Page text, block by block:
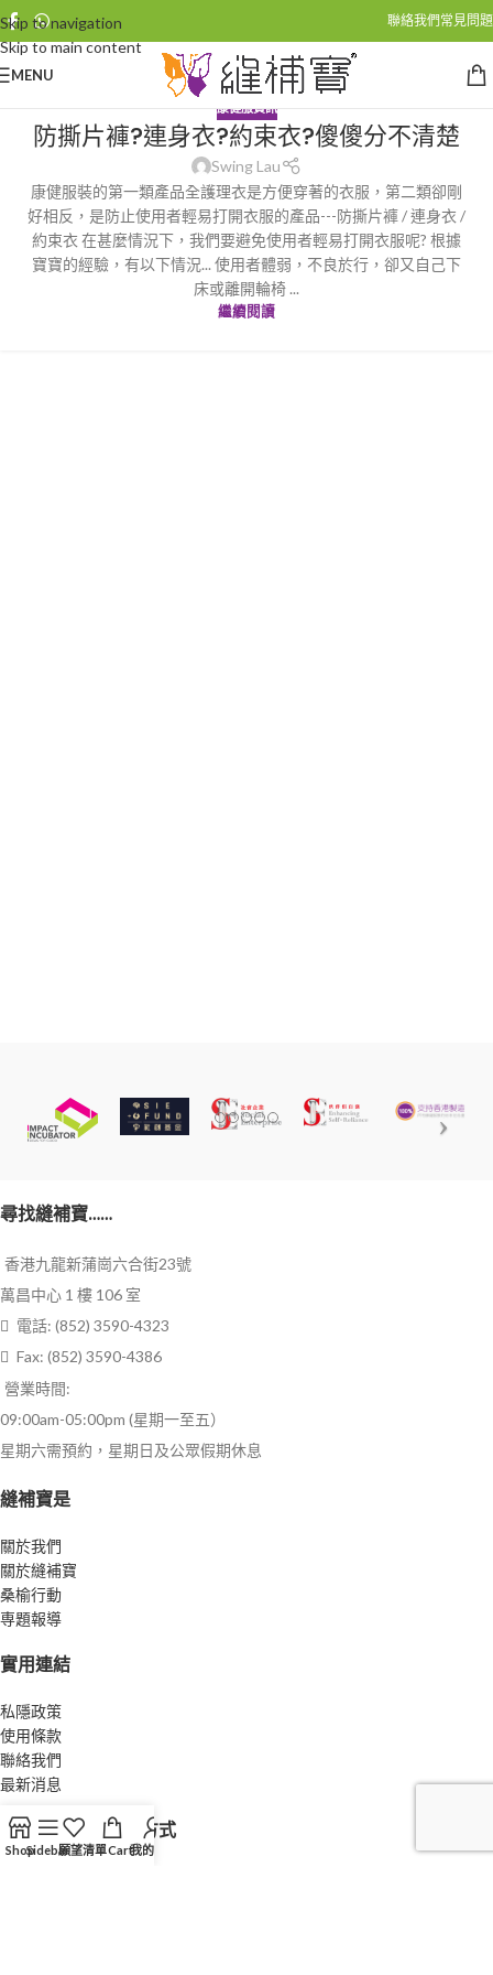
Skip to navigation
Skip to main content
聯絡我們常見問題
MENU
康健服資訊
防撕片褲?連身衣?約束衣?傻傻分不清楚
Swing Lau
康健服裝的第一類產品全護理衣是方便穿著的衣服，第二類卻剛
好相反，是防止使用者輕易打開衣服的產品---防撕片褲 / 連身衣 /
約束衣 在甚麼情況下，我們要避免使用者輕易打開衣服呢? 根據
寶寶的經驗，有以下情況... 使用者體弱，不良於行，卻又自己下
床或離開輪椅 ...
繼續閱讀
尋找縫補寶……
香港九龍新蒲崗六合街23號
萬昌中心 1 樓 106 室
電話: (852) 3590-4323
Fax: (852) 3590-4386
營業時間:
09:00am-05:00pm (星期一至五）
星期六需預約，星期日及公眾假期休息
縫補寶是
關於我們
關於縫補寶
桑榆行動
専題報導
實用連結
私隱政策
使用條款
聯絡我們
最新消息
我哋接受以下付款方式
ShopSidebar願望清單Cart我的帳戶